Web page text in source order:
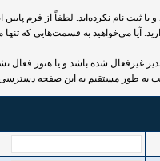
ثبت نام نکرده‌اید. لطفاً از فرم
آیا می‌خواهید به قسمت‌هایی که
شده باشد و یا هنوز فعال
به طور مستقیم به این صفحه دسترسی